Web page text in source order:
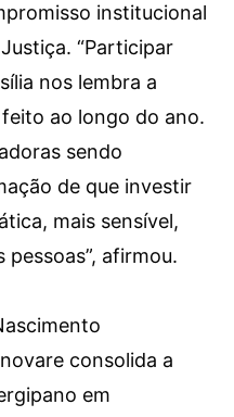
institucional
“Participar
nos lembra a
ao longo do ano.
sendo
de que investir
mais sensível,
afirmou.
consolida a
em